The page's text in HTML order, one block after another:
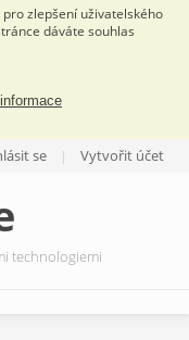
zlepšení uživatelského
dáváte souhlas
se Vytvořit účet
technologiemi